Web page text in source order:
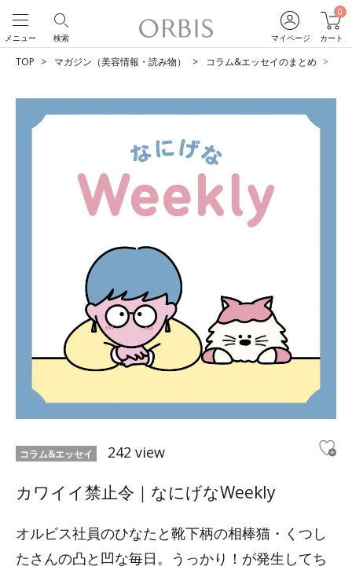
マイページ
0
カート
検索
メニュー
TOP マガジン（美容情報・読み物） コラム&エッセイのまとめ
コラム&エッセイ 242 view
カワイイ禁止令｜なにげなWeekly
オルビス社員のひなたと靴下柄の相棒猫・くつし
たさんの凸と凹な毎日。うっかり！が発生してち